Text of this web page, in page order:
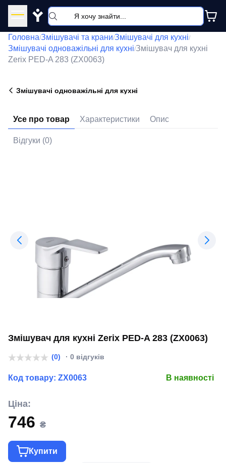
Y
Головна/Змішувачі та крани/Змішувачі для кухні/
Змішувачі одноважільні для кухні/Змішувач для кухні
Zerix PED-A 283 (ZX0063)
Змішувачі одноважільні для кухні
Усе про товар Характеристики Опис
Відгуки (0)
Змішувач для кухні Zerix PED-A 283 (ZX0063)
(0) · 0 відгуків
Код товару: ZX0063 В наявності
Ціна:
746 ₴
Купити